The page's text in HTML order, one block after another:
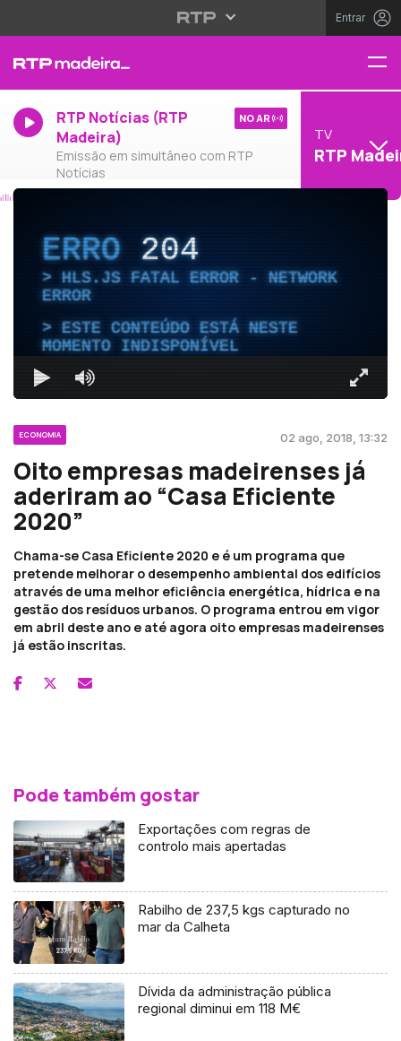
Entrar
RTP Notícias (RTP
Madeira)
Emissão em simultâneo com RTP
Notícias
NO AR
TV
RTP
ERRO204
HLS.JS FATAL ERROR - NETWORK
ERROR
ESTE CONTEÚDO ESTÁ NESTE
MOMENTO INDISPONÍVEL
ECONOMIA 02 ago, 2018, 13:32
Oito empresas madeirenses já
aderiram ao “Casa Eficiente
2020”
Chama-se Casa Eficiente 2020 e é um programa que
pretende melhorar o desempenho ambiental dos edifícios
através de uma melhor eficiência energética, hídrica e na
gestão dos resíduos urbanos. O programa entrou em vigor
em abril deste ano e até agora oito empresas madeirenses
já estão inscritas.
Pode também gostar
Exportações com regras de
controlo mais apertadas
Rabilho de 237,5 kgs capturado no
mar da Calheta
Dívida da administração pública
regional diminui em 118 M€